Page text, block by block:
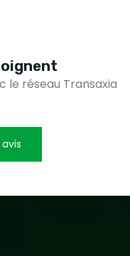
le réseau Transaxia